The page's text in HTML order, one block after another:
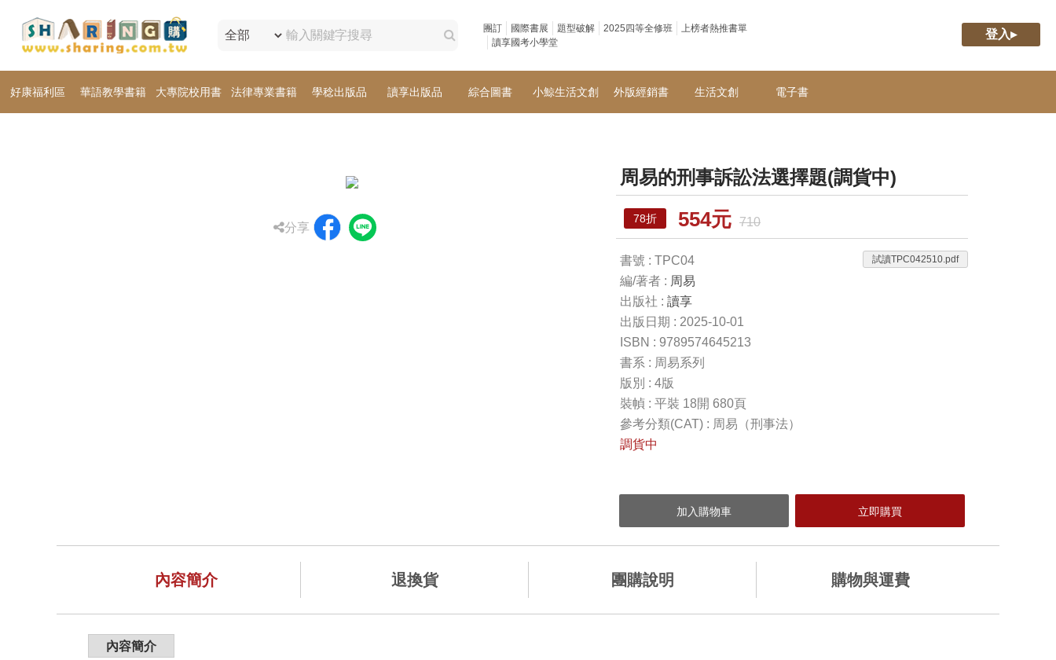
團訂 國際書展 題型破解 2025四等全修班
上榜者熱推書單
讀享國考小學堂
登入▸
好康福利區 華語教學書籍 大專院校用書 法律專業書籍 學稔出版品 讀享出版品 綜合圖書 小鯨生活文創 外版經銷書 生活文創 電子書
分享
周易的刑事訴訟法選擇題(調貨中)
78折 554元 710
書號 : TPC04
編/著者 : 周易
出版社 : 讀享
出版日期 : 2025-10-01
ISBN : 9789574645213
書系 : 周易系列
版別 : 4版
裝幀 : 平裝 18開 680頁
參考分類(CAT) : 周易（刑事法）
調貨中
試讀TPC042510.pdf
內容簡介 退換貨 團購說明 購物與運費
內容簡介